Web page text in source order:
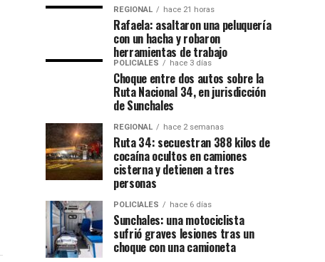
REGIONAL hace 21 horas
Rafaela: asaltaron una peluquería
con un hacha y robaron
herramientas de trabajo
POLICIALES hace 3 días
Choque entre dos autos sobre la
Ruta Nacional 34, en jurisdicción
de Sunchales
REGIONAL hace 2 semanas
Ruta 34: secuestran 388 kilos de
cocaína ocultos en camiones
cisterna y detienen a tres
personas
POLICIALES hace 6 días
Sunchales: una motociclista
sufrió graves lesiones tras un
choque con una camioneta